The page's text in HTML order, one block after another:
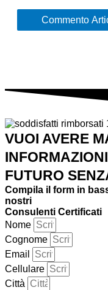
VUOI AVERE
FUTURO
Compila il form in
nostri
Consulenti Certificati
Nome
Cognome
Email
Cellulare
Città